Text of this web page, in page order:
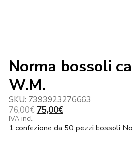
Norma bossoli
W.M.
SKU: 7393923276663
76,00€ Il
originale
75,00€Il
attuale
IVA incl.
1 confezione da 50 pezzi bossoli